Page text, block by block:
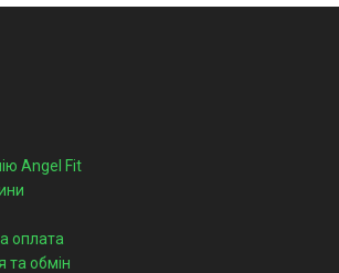
Angel Fit
оплата
та обмін